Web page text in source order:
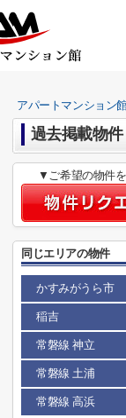
アパートマンション
過去掲載物
▼ご希望の物件
同じエリアの物件
かすみがうら市
稲吉
常磐線 神立
常磐線 土浦
常磐線 高浜